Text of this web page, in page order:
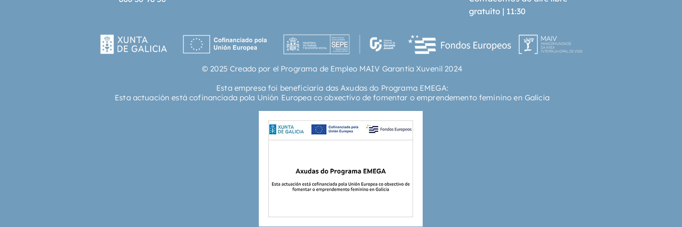
gratuíto | 11:30
© 2025 Creado por el Programa de Empleo MAIV Garantía Xuvenil 2024
Esta empresa foi beneficiaria das Axudas do Programa EMEGA:
Esta actuación está cofinanciada pola Unión Europea co obxectivo de fomentar o emprendemento feminino en Galicia